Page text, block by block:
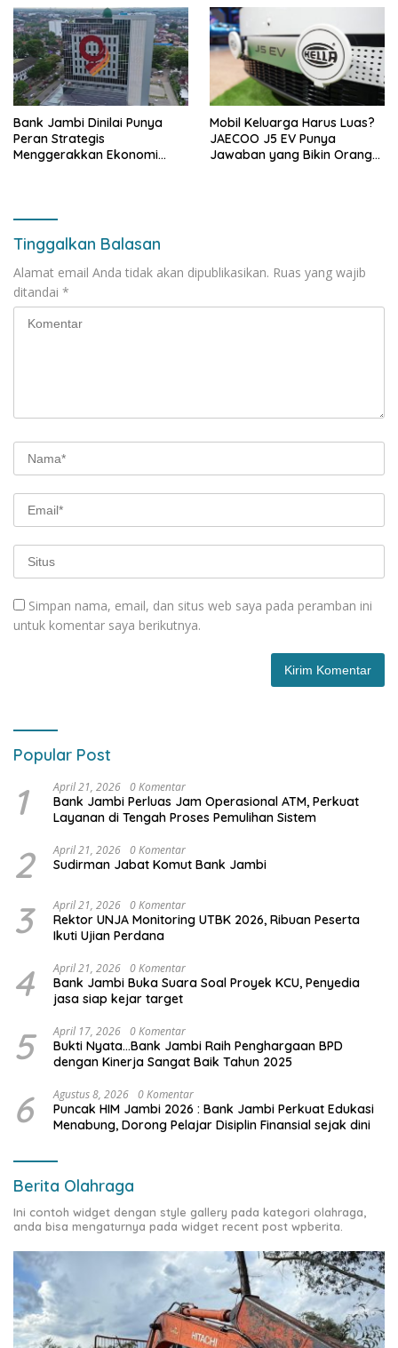
Bank Jambi Dinilai Punya
Peran Strategis
Menggerakkan Ekonomi
Mobil Keluarga Harus Luas?
JAECOO J5 EV Punya
Jawaban yang Bikin Orang
Tinggalkan Balasan
Alamat email Anda tidak akan dipublikasikan. Ruas yang wajib
ditandai *
Simpan nama, email, dan situs web saya pada peramban ini
untuk komentar saya berikutnya.
Popular Post
1 April 21, 2026 0 Komentar
Bank Jambi Perluas Jam Operasional ATM, Perkuat
Layanan di Tengah Proses Pemulihan Sistem
2 April 21, 2026 0 Komentar
Sudirman Jabat Komut Bank Jambi
3 April 21, 2026 0 Komentar
Rektor UNJA Monitoring UTBK 2026, Ribuan Peserta
Ikuti Ujian Perdana
4 April 21, 2026 0 Komentar
Bank Jambi Buka Suara Soal Proyek KCU, Penyedia
jasa siap kejar target
5 April 17, 2026 0 Komentar
Bukti Nyata…Bank Jambi Raih Penghargaan BPD
dengan Kinerja Sangat Baik Tahun 2025
6 Agustus 8, 2026 0 Komentar
Puncak HIM Jambi 2026 : Bank Jambi Perkuat Edukasi
Menabung, Dorong Pelajar Disiplin Finansial sejak dini
Berita Olahraga
Ini contoh widget dengan style gallery pada kategori olahraga,
anda bisa mengaturnya pada widget recent post wpberita.